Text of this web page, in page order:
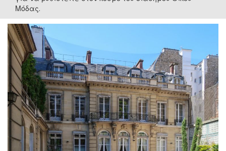
Μόδας.